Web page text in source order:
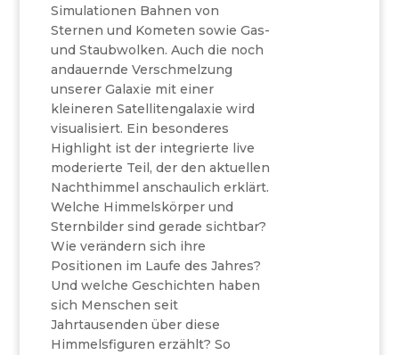
Simulationen Bahnen von
Sternen und Kometen sowie Gas-
und Staubwolken. Auch die noch
andauernde Verschmelzung
unserer Galaxie mit einer
kleineren Satellitengalaxie wird
visualisiert. Ein besonderes
Highlight ist der integrierte live
moderierte Teil, der den aktuellen
Nachthimmel anschaulich erklärt.
Welche Himmelskörper und
Sternbilder sind gerade sichtbar?
Wie verändern sich ihre
Positionen im Laufe des Jahres?
Und welche Geschichten haben
sich Menschen seit
Jahrtausenden über diese
Himmelsfiguren erzählt? So